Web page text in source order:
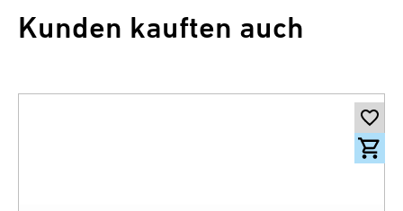
Kunden kauften auch